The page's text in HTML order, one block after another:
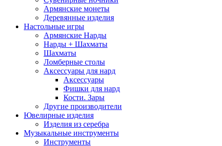
Армянские монеты
Деревянные изделия
Настольные игры
Армянские Нарды
Нарды + Шахматы
Шахматы
Ломберные столы
Аксессуары для нард
Аксессуары
Фишки для нард
Кости. Зары
Другие производители
Ювелирные изделия
Изделия из серебра
Музыкальные инструменты
Инструменты